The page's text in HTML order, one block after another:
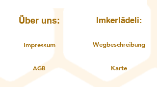
Über uns: Imkerlädeli:
Impressum
AGB
Wegbeschreibung
Karte